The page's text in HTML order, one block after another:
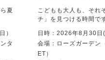
夏
）
タ
こどもも大人も、それ
チ」を見つける時間で
日時：2026年8月30日
会場：ローズガーデン
ET）